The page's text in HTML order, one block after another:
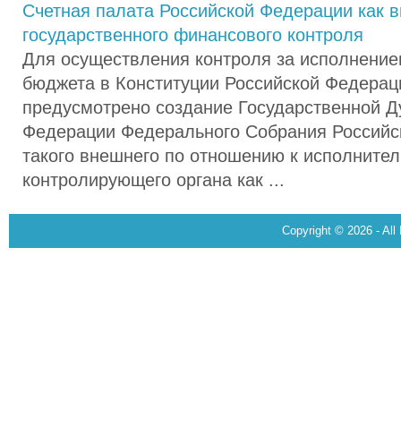
Счетная палата Российской Федерации как
государственного финансового контроля
Для осуществления контроля за
бюджета в Конституции Российской
предусмотрено создание Государственной
Федерации Федерального Собрания
такого внешнего по отношению к
контролирующего органа как ...
Copyright © 2026 - All